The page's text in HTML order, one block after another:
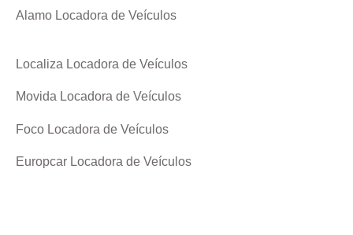
Alamo Locadora de Veículos
Localiza Locadora de Veículos
Movida Locadora de Veículos
Foco Locadora de Veículos
Europcar Locadora de Veículos